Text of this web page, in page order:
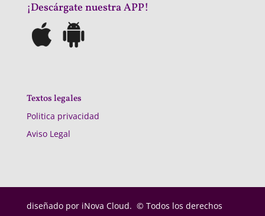
¡Descárgate nuestra APP!
Textos legales
Politica privacidad
Aviso Legal
diseñado por iNova Cloud. © Todos los derechos